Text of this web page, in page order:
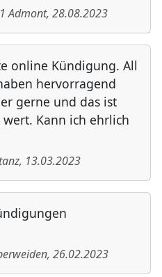
Admont, 28.08.2023
online Kündigung. All
hervorragend
gerne und das ist
Kann ich ehrlich
, 13.03.2023
, 26.02.2023